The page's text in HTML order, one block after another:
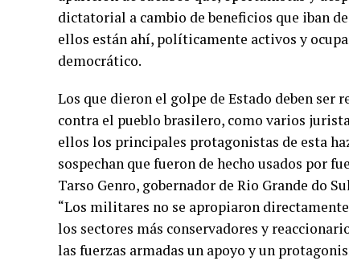
dictatorial a cambio de beneficios que iban
ellos están ahí, políticamente activos y
democrático.
Los que dieron el golpe de Estado deben
contra el pueblo brasilero, como varios
ellos los principales protagonistas de esta
sospechan que fueron de hecho usados por
Tarso Genro, gobernador de Rio Grande do
“Los militares no se apropiaron
los sectores más conservadores y
las fuerzas armadas un apoyo y un